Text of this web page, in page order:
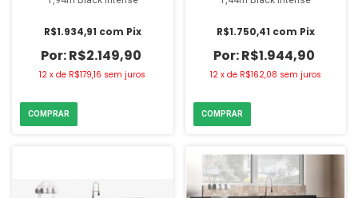
R$2.149,90
R$1.934,91 com Pix
12 xde R$179,16 sem juros
R$1.944,90
R$1.750,41 com Pix
12 x de R$162,08 sem juros